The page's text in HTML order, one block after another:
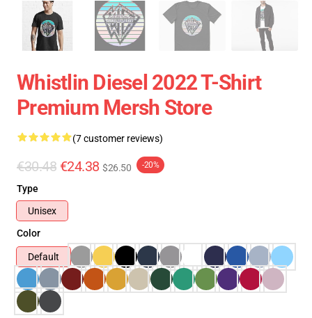
Whistlin Diesel 2022 T-Shirt
Premium Mersh Store
(7 customer reviews)
€30.48 €24.38 $26.50 -20%
Type
Unisex
Color
Default